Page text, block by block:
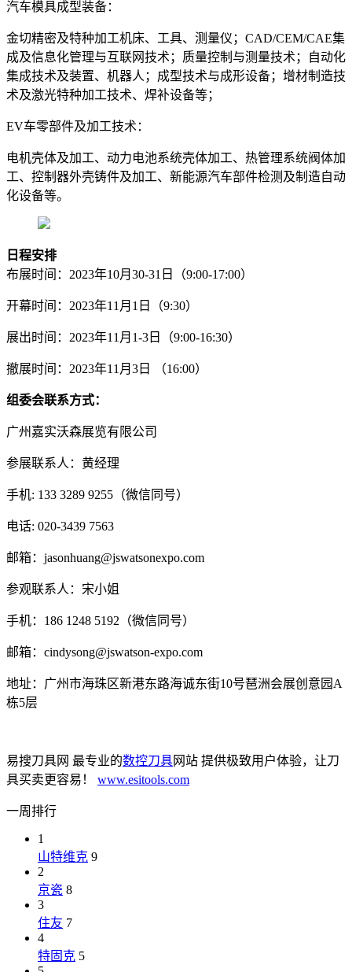
汽车模具成型装备：
金切精密及特种加工机床、工具、测量仪；CAD/CEM/CAE集
成及信息化管理与互联网技术；质量控制与测量技术；自动化
集成技术及装置、机器人；成型技术与成形设备；增材制造技
术及激光特种加工技术、焊补设备等；
EV车零部件及加工技术：
电机壳体及加工、动力电池系统壳体加工、热管理系统阀体加
工、控制器外壳铸件及加工、新能源汽车部件检测及制造自动
化设备等。
日程安排
布展时间：2023年10月30-31日（9:00-17:00）
开幕时间：2023年11月1日（9:30）
展出时间：2023年11月1-3日（9:00-16:30）
撤展时间：2023年11月3日 （16:00）
组委会联系方式：
广州嘉实沃森展览有限公司
参展联系人：黄经理
手机: 133 3289 9255（微信同号）
电话: 020-3439 7563
邮箱：jasonhuang@jswatsonexpo.com
参观联系人：宋小姐
手机：186 1248 5192（微信同号）
邮箱：cindysong@jswatson-expo.com
地址：广州市海珠区新港东路海诚东街10号琶洲会展创意园A
栋5层
易搜刀具网 最专业的数控刀具网站 提供极致用户体验，让刀
具买卖更容易！ www.esitools.com
一周排行
1
山特维克 9
2
京瓷 8
3
住友 7
4
特固克 5